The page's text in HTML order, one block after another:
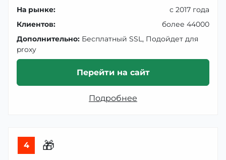
На рынке:
с 2017 года
Клиентов:
более 44000
Дополнительно: Бесплатный SSL, Подойдет для
proxy
Перейти на сайт
Подробнее
4 🎁